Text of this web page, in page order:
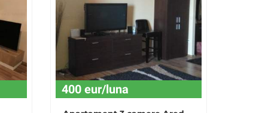
400 eur/luna